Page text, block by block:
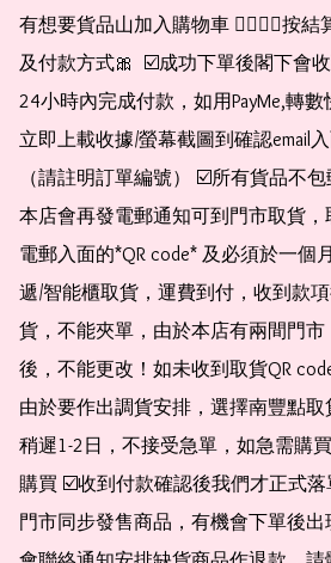
有想要貨品山加入購物車 👉🏻👉🏻按結
及付款方式🎀  ☑️成功下單後閣下會
24小時內完成付款，如用PayMe,轉
立即上載收據/螢幕截圖到確認email
（請註明訂單編號） ☑️所有貨品不
本店會再發電郵通知可到門市取貨
電郵入面的*QR code* 及必須於一個
遞/智能櫃取貨，運費到付，收到款
貨，不能夾單，由於本店有兩間門
後，不能更改！如未收到取貨QR
由於要作出調貨安排，選擇南豐點
稍遲1-2日，不接受急單，如急需購
購買 ☑️收到付款確認後我們才正式
門市同步發售商品，有機會下單後